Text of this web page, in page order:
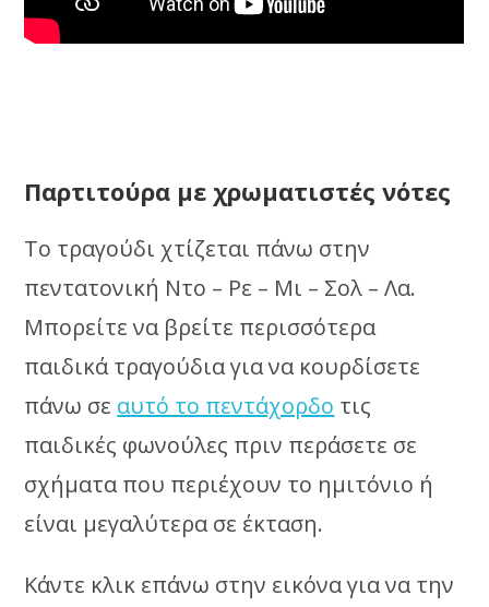
Παρτιτούρα με χρωματιστές νότες
Το τραγούδι χτίζεται πάνω στην
πεντατονική Ντο – Ρε – Μι – Σολ – Λα.
Μπορείτε να βρείτε περισσότερα
παιδικά τραγούδια για να κουρδίσετε
πάνω σε αυτό το πεντάχορδο τις
παιδικές φωνούλες πριν περάσετε σε
σχήματα που περιέχουν το ημιτόνιο ή
είναι μεγαλύτερα σε έκταση.
Κάντε κλικ επάνω στην εικόνα για να την